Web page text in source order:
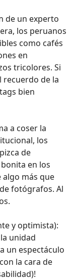
de un experto
los peruanos
como cafés
en
tricolores. Si
recuerdo de la
bien
a coser la
los
de
en los
más que
fotógrafos. Al
y optimista):
unidad
un espectáculo
la cara de